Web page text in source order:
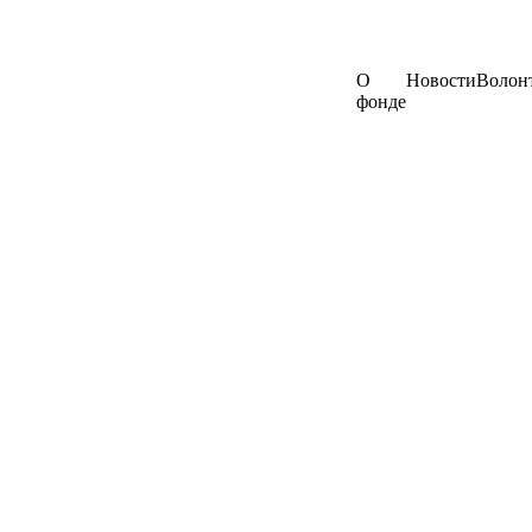
О
фонде
Новости